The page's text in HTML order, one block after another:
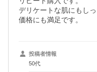
デリケートな肌にもしっ
価格にも満足です。
投稿者情報
50代